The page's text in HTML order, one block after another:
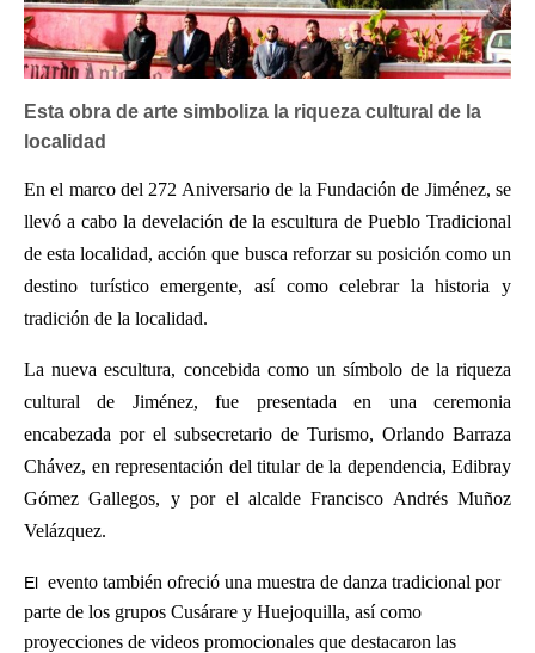
Esta obra de arte simboliza la riqueza cultural de la
localidad
En el marco del 272 Aniversario de la Fundación de Jiménez, se
llevó a cabo la develación de la escultura de Pueblo Tradicional
de esta localidad, acción que busca reforzar su posición como un
destino turístico emergente, así como celebrar la historia y
tradición de la localidad.
La nueva escultura, concebida como un símbolo de la riqueza
cultural de Jiménez, fue presentada en una ceremonia
encabezada por el subsecretario de Turismo, Orlando Barraza
Chávez, en representación del titular de la dependencia, Edibray
Gómez Gallegos, y por el alcalde Francisco Andrés Muñoz
Velázquez.
El evento también ofreció una muestra de danza tradicional por
parte de los grupos Cusárare y Huejoquilla, así como
proyecciones de videos promocionales que destacaron las